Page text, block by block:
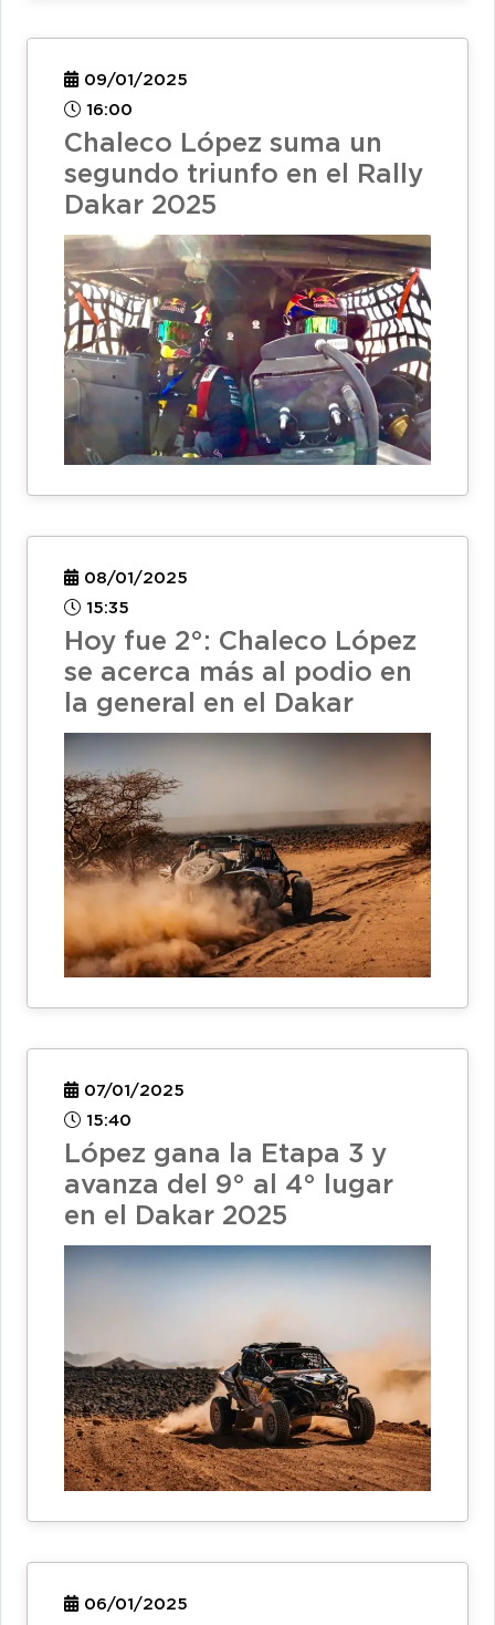
09/01/2025
16:00
Chaleco López suma un
segundo triunfo en el Rally
Dakar 2025
08/01/2025
15:35
Hoy fue 2°: Chaleco López
se acerca más al podio en
la general en el Dakar
07/01/2025
15:40
López gana la Etapa 3 y
avanza del 9° al 4° lugar
en el Dakar 2025
06/01/2025